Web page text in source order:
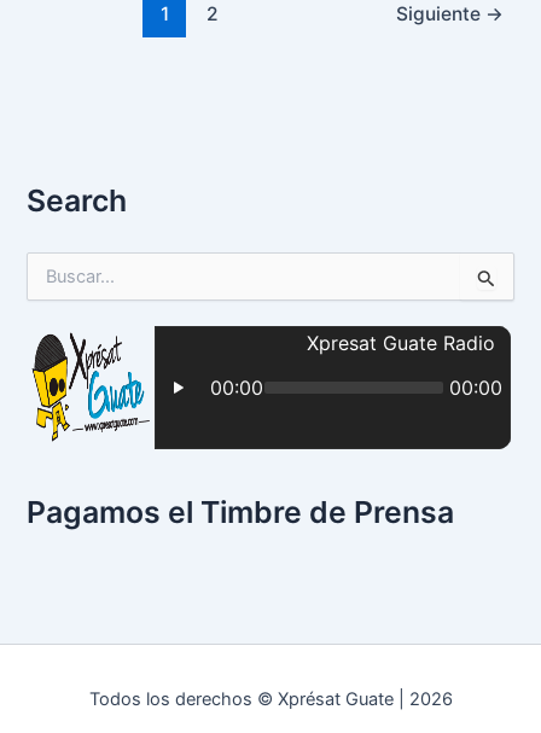
1 2 Siguiente →
Search
a
Pagamos el Timbre de Prensa
Todos los derechos © Xprésat Guate | 2026